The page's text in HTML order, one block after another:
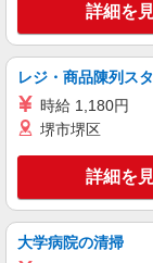
キー
派遣社員
株式会社kotrio /●YK-
詳細を
レジ・商品陳列ス
時給 1,180円
堺市堺区
詳細を
大学病院の清掃